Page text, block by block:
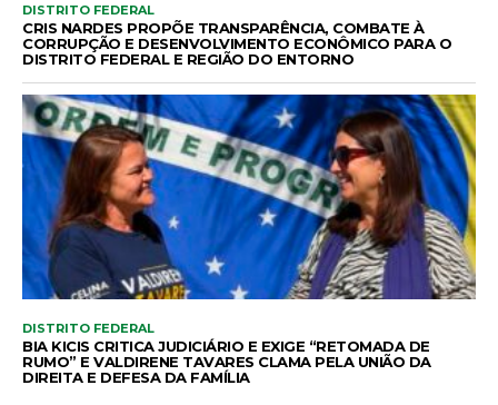
DISTRITO FEDERAL
CRIS NARDES PROPÕE TRANSPARÊNCIA, COMBATE À
CORRUPÇÃO E DESENVOLVIMENTO ECONÔMICO PARA O
DISTRITO FEDERAL E REGIÃO DO ENTORNO
DISTRITO FEDERAL
BIA KICIS CRITICA JUDICIÁRIO E EXIGE “RETOMADA DE
RUMO” E VALDIRENE TAVARES CLAMA PELA UNIÃO DA
DIREITA E DEFESA DA FAMÍLIA